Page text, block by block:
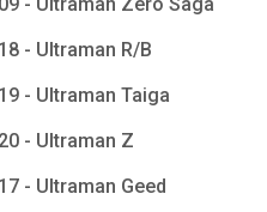
- Ultraman R/B
- Ultraman Taiga
- Ultraman Z
- Ultraman Geed